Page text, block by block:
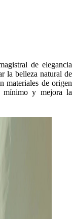
de elegancia
la belleza natural de
materiales de origen
mínimo y mejora la